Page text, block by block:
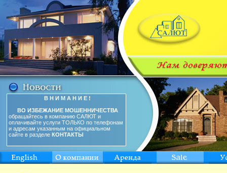
В Н И М А Н И Е !
ВО ИЗБЕЖАНИЕ МОШЕННИЧЕСТВА
обращайтесь в компанию САЛЮТ и
оплачивайте услуги ТОЛЬКО по телефонам
и адресам указанным на официальном
сайте в разделе КОНТАКТЫ